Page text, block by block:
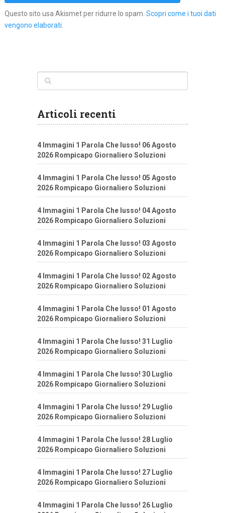
Questo sito usa Akismet per ridurre lo spam. Scopri come i tuoi dati
vengono elaborati
Articoli recenti
4 Immagini 1 Parola Che lusso! 06 Agosto
2026 Rompicapo Giornaliero Soluzioni
4 Immagini 1 Parola Che lusso! 05 Agosto
2026 Rompicapo Giornaliero Soluzioni
4 Immagini 1 Parola Che lusso! 04 Agosto
2026 Rompicapo Giornaliero Soluzioni
4 Immagini 1 Parola Che lusso! 03 Agosto
2026 Rompicapo Giornaliero Soluzioni
4 Immagini 1 Parola Che lusso! 02 Agosto
2026 Rompicapo Giornaliero Soluzioni
4 Immagini 1 Parola Che lusso! 01 Agosto
2026 Rompicapo Giornaliero Soluzioni
4 Immagini 1 Parola Che lusso! 31 Luglio
2026 Rompicapo Giornaliero Soluzioni
4 Immagini 1 Parola Che lusso! 30 Luglio
2026 Rompicapo Giornaliero Soluzioni
4 Immagini 1 Parola Che lusso! 29 Luglio
2026 Rompicapo Giornaliero Soluzioni
4 Immagini 1 Parola Che lusso! 28 Luglio
2026 Rompicapo Giornaliero Soluzioni
4 Immagini 1 Parola Che lusso! 27 Luglio
2026 Rompicapo Giornaliero Soluzioni
4 Immagini 1 Parola Che lusso! 26 Luglio